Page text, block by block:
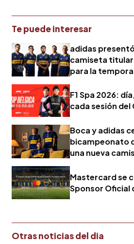
Te puede interesar
adidas
camiseta titular
para la
F1 Spa 2026:
cada sesión del
Boca y adidas
bicampeonato
una nueva
Mastercard se
Sponsor Oficial
Otras noticias del dia